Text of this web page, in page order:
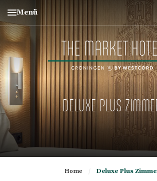
Menü
DELUXE PLUS
Home / Deluxe Plus